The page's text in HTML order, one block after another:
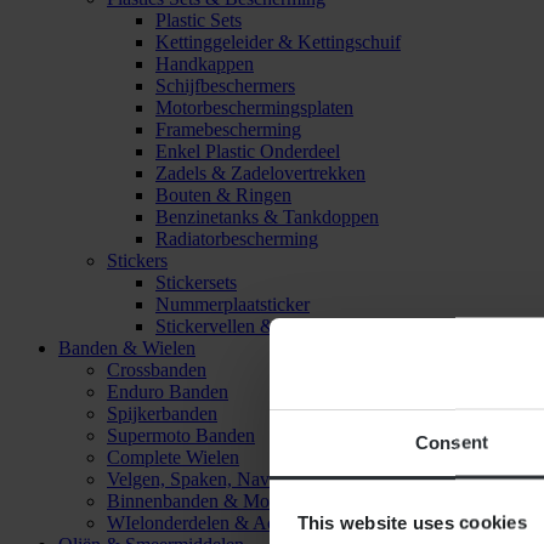
Consent
This website uses cookies
Plastic Sets
Kettinggeleider & Kettingschuif
Handkappen
Schijfbeschermers
Motorbeschermingsplaten
Framebescherming
Enkel Plastic Onderdeel
Zadels & Zadelovertrekken
Bouten & Ringen
Benzinetanks & Tankdoppen
Radiatorbescherming
Stickers
Stickersets
Nummerplaatsticker
Stickervellen & Stickers
Banden & Wielen
Crossbanden
Enduro Banden
Spijkerbanden
Supermoto Banden
Complete Wielen
Velgen, Spaken, Naven & Lagers
Binnenbanden & Mousses
WIelonderdelen & Accessoires